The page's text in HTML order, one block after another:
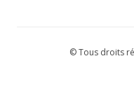
© Tous droits